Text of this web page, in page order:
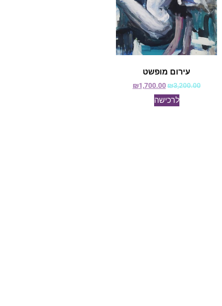
עירום מופשט
₪3,200.00
₪1,700.00
לרכישה